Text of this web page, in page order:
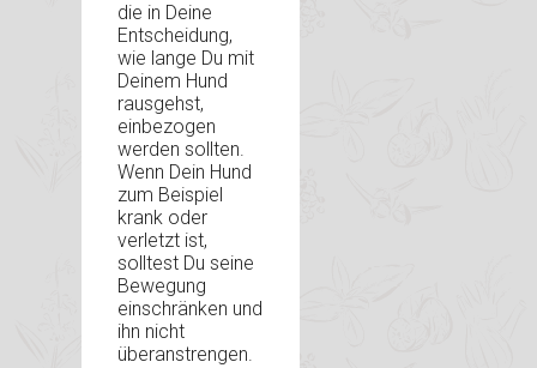
die in Deine
Entscheidung,
wie lange Du mit
Deinem Hund
rausgehst,
einbezogen
werden sollten.
Wenn Dein Hund
zum Beispiel
krank oder
verletzt ist,
solltest Du seine
Bewegung
einschränken und
ihn nicht
überanstrengen.